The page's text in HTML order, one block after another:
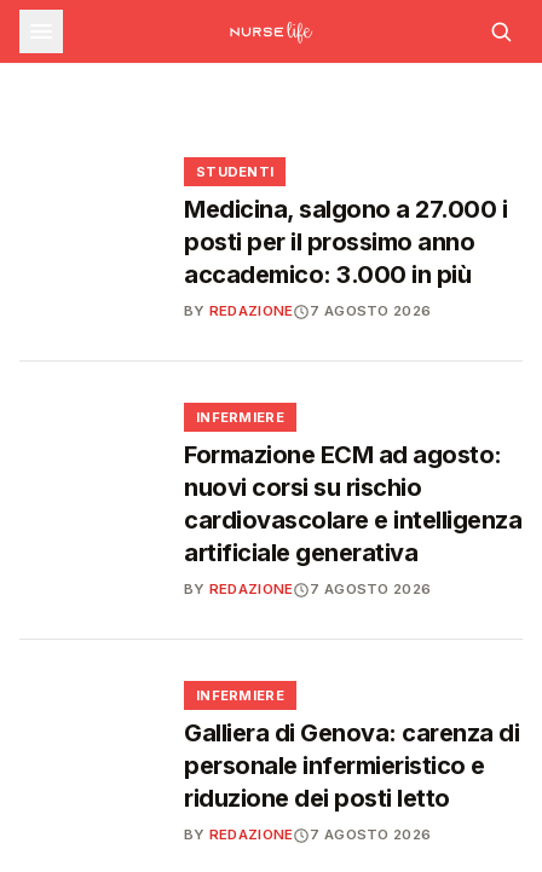
sfide che decideranno il futuro del
Ssn
Decreto PA e sanità: nuovo commissario per
le scorte Covid, liste d'attesa al Siveas e
INFERMIERE
Decreto PA: nuove regole per scorte Covid,
STUDENTI
Medicina, salgono a 27.000 i
posti per il prossimo anno
accademico: 3.000 in più
BY REDAZIONE 7 AGOSTO 2026
INFERMIERE
Formazione ECM ad agosto:
nuovi corsi su rischio
cardiovascolare e intelligenza
artificiale generativa
BY REDAZIONE 7 AGOSTO 2026
INFERMIERE
Galliera di Genova: carenza di
personale infermieristico e
riduzione dei posti letto
BY REDAZIONE 7 AGOSTO 2026